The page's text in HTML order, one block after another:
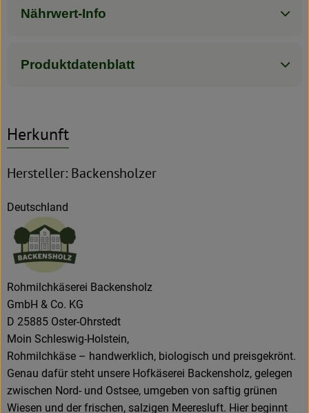
Nährwert-Info
Produktdatenblatt
Herkunft
Hersteller: Backensholzer
Deutschland
Rohmilchkäserei Backensholz
GmbH & Co. KG
D 25885 Oster-Ohrstedt
Moin Schleswig-Holstein,
Rohmilchkäse – handwerklich, biologisch und preisgekrönt.
Genau dafür steht unsere Hofkäserei Backensholz, gelegen
zwischen Nord- und Ostsee, umgeben von saftig grünen
Wiesen und der frischen, salzigen Meeresluft. Hier beginnt